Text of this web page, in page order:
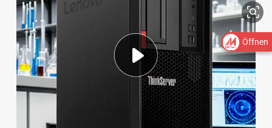
Öffnen